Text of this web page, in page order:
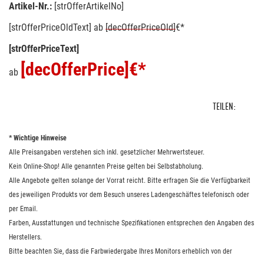
Artikel-Nr.: [strOfferArtikelNo]
[strOfferPriceOldText] ab [decOfferPriceOld]€*
[strOfferPriceText]
ab [decOfferPrice] €*
TEILEN:
* Wichtige Hinweise
Alle Preisangaben verstehen sich inkl. gesetzlicher Mehrwertsteuer.
Kein Online-Shop! Alle genannten Preise gelten bei Selbstabholung.
Alle Angebote gelten solange der Vorrat reicht. Bitte erfragen Sie die Verfügbarkeit
des jeweiligen Produkts vor dem Besuch unseres Ladengeschäftes telefonisch oder
per Email.
Farben, Ausstattungen und technische Spezifikationen entsprechen den Angaben des
Herstellers.
Bitte beachten Sie, dass die Farbwiedergabe Ihres Monitors erheblich von der